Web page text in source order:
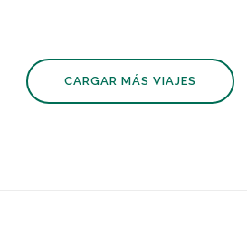
CARGAR MÁS VIAJES